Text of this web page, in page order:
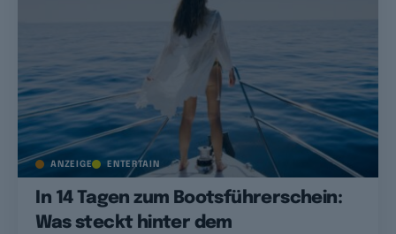
ANZEIGE ENTERTAIN
In 14 Tagen zum Bootsführerschein:
Was steckt hinter dem